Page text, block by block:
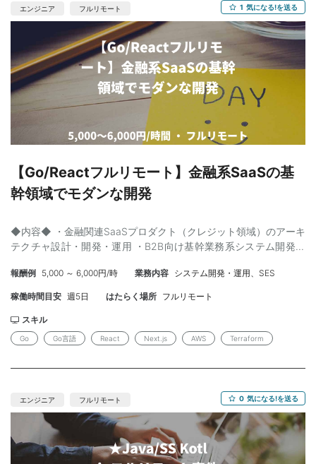
エンジニア フルリモート 1 気になる!を送る
【Go/Reactフルリモート】金融系SaaSの基
幹領域でモダンな開発
◆内容◆ ・金融関連SaaSプロダクト（クレジット領域）のアーキ
テクチャ設計・開発・運用 ・B2B向け基幹業務系システム開発へ
ドまでの広範な開発業務 【開発環境】 言語：Go, React インフ
ラ・DB：AWS ◆スキル◆ 【必須】 ・Goを用いたWebアプリケー
ットテストやE2Eテストの実務経験 ・AWS上でのインフラ構築経
験 【尚可】 ・TerraformによるIaCの経験 ・大規模サービスの開
報酬例 5,000 ～ 6,000円/時 業務内容 システム開発・運用、SES
稼働時間目安 週5日 はたらく場所 フルリモート
スキル
Go Go言語 React Next.js AWS Terraform
エンジニア フルリモート 0 気になる!を送る